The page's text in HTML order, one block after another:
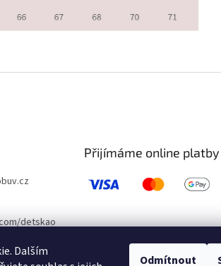
Dalším
Odmítnout
detskao
Přijímáme online platby